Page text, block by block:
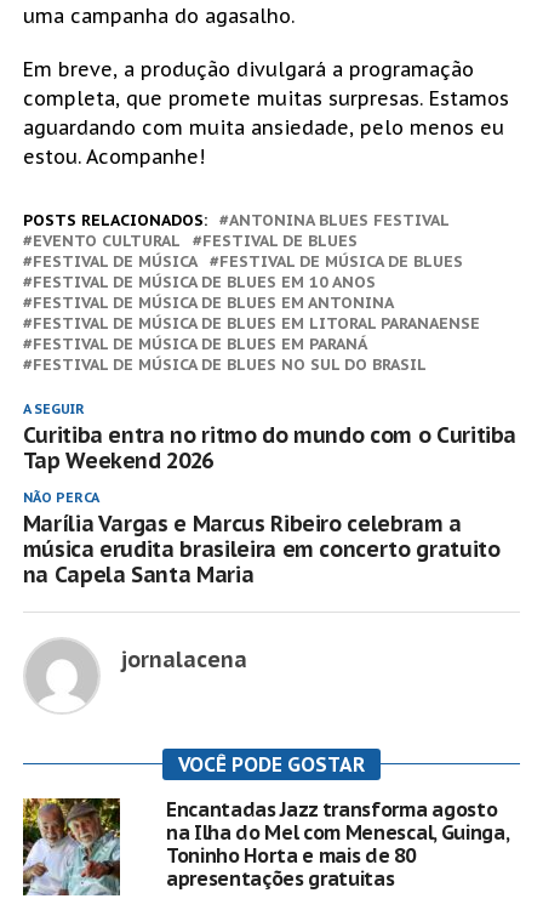
uma campanha do agasalho.
Em breve, a produção divulgará a programação
completa, que promete muitas surpresas. Estamos
aguardando com muita ansiedade, pelo menos eu
estou. Acompanhe!
POSTS RELACIONADOS:
ANTONINA BLUES FESTIVAL
EVENTO CULTURAL
FESTIVAL DE BLUES
FESTIVAL DE MÚSICA
FESTIVAL DE MÚSICA DE BLUES
FESTIVAL DE MÚSICA DE BLUES EM 10 ANOS
FESTIVAL DE MÚSICA DE BLUES EM ANTONINA
FESTIVAL DE MÚSICA DE BLUES EM LITORAL PARANAENSE
FESTIVAL DE MÚSICA DE BLUES EM PARANÁ
FESTIVAL DE MÚSICA DE BLUES NO SUL DO BRASIL
A SEGUIR
Curitiba entra no ritmo do mundo com o Curitiba
Tap Weekend 2026
NÃO PERCA
Marília Vargas e Marcus Ribeiro celebram a
música erudita brasileira em concerto gratuito
na Capela Santa Maria
jornalacena
VOCÊ PODE GOSTAR
Encantadas Jazz transforma agosto
na Ilha do Mel com Menescal, Guinga,
Toninho Horta e mais de 80
apresentações gratuitas